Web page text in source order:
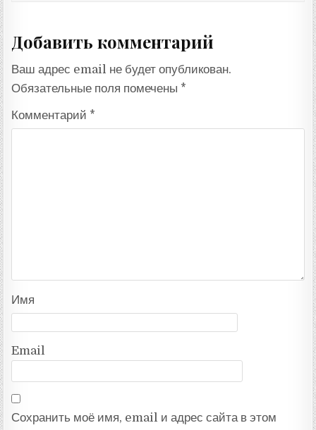
Добавить комментарий
Ваш адрес email не будет опубликован.
Обязательные поля помечены *
Комментарий *
Имя
Email
Сохранить моё имя, email и адрес сайта в этом